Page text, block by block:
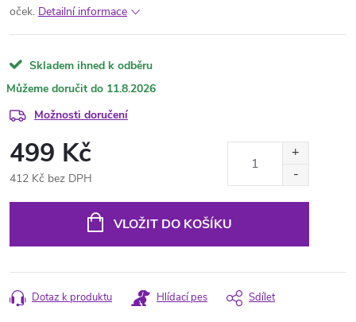
oček. Detailní informace
Skladem ihned k odběru
11.8.2026
Možnosti doručení
499 Kč
412 Kč bez DPH
VLOŽIT DO KOŠÍKU
Dotaz k produktu Hlídací pes Sdílet